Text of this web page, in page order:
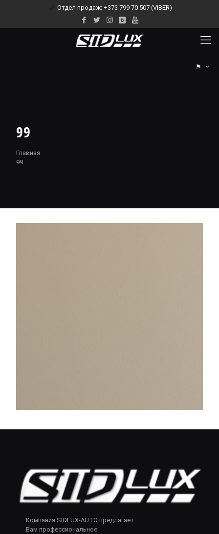
Отдел продаж: +373 799 70 507 (VIBER)
⚑
99
Главная
99
Компания SIDLUX-AUTO предлагает
Вам профессиональное